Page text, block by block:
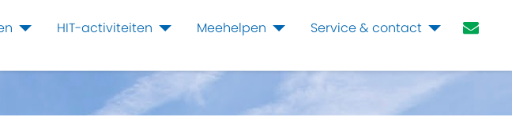
HIT-activiteiten Meehelpen Service & contact